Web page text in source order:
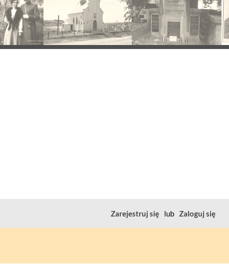
Zarejestruj się lub Zaloguj się